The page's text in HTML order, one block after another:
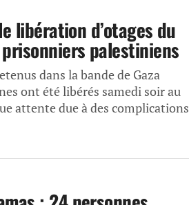
libération d’otages du
palestiniens
dans la bande de Gaza
ont été libérés samedi soir au
attente due à des complications